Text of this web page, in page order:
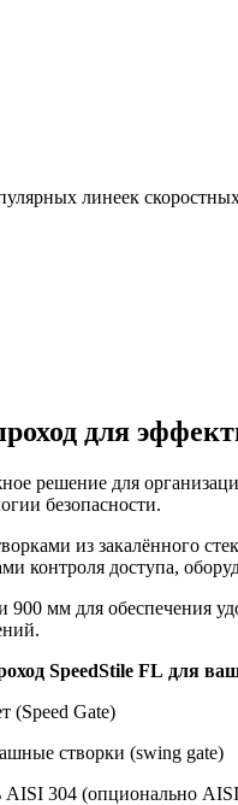
линеек
для
решение для
безопасности.
из закалённого
контроля доступа,
мм для обеспечения
SpeedStile FL для
(Speed Gate)
створки (swing gate)
AISI 304 (опционально